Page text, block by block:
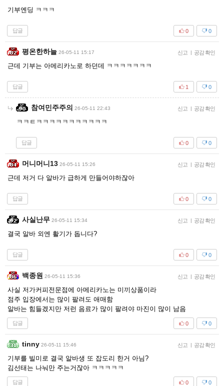
기부엔딩 ㅋㅋㅋ
답글 0
0
평온한하늘 26-05-11 15:17 신고 | 공감 확인
근데 기부는 아메리카노로 하던데 ㅋㅋㅋㅋㅋㅋㅋ
답글 0
1
참여민주주의 26-05-11 22:43 신고 | 공감 확인
ㅋㅋㅌㅋㅋㅋㅋㅋㅋㅋㅋㅋㅋㅋ
답글 0
0
머니머니13 26-05-11 15:26 신고 | 공감 확인
근데 저거 다 알바가 급하게 만들어야하잖아
답글 0
0
사실난무 26-05-11 15:34 신고 | 공감 확인
결국 알바 외엔 활기가 돕니다?
답글 0
0
백종원 26-05-11 15:36 신고 | 공감 확인
사실 저가커피전문점에 아메리카노는 미끼상품이라
점주 입장에서는 많이 팔려도 애매함
알바는 힘들겠지만 저런 음료가 많이 팔려야 마진이 많이 남음
답글 0
0
tinny 26-05-11 15:46 신고 | 공감 확인
기부를 빌미로 결국 알바생 또 잡도리 한거 아님?
김선태는 나눠만 주는거잖아 ㅋㅋㅋㅋㅋ
답글 0
0